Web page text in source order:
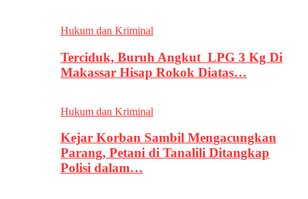
Hukum dan Kriminal
Terciduk, Buruh Angkut LPG 3 Kg Di
Makassar Hisap Rokok Diatas…
Hukum dan Kriminal
Kejar Korban Sambil Mengacungkan
Parang, Petani di Tanalili Ditangkap
Polisi dalam…